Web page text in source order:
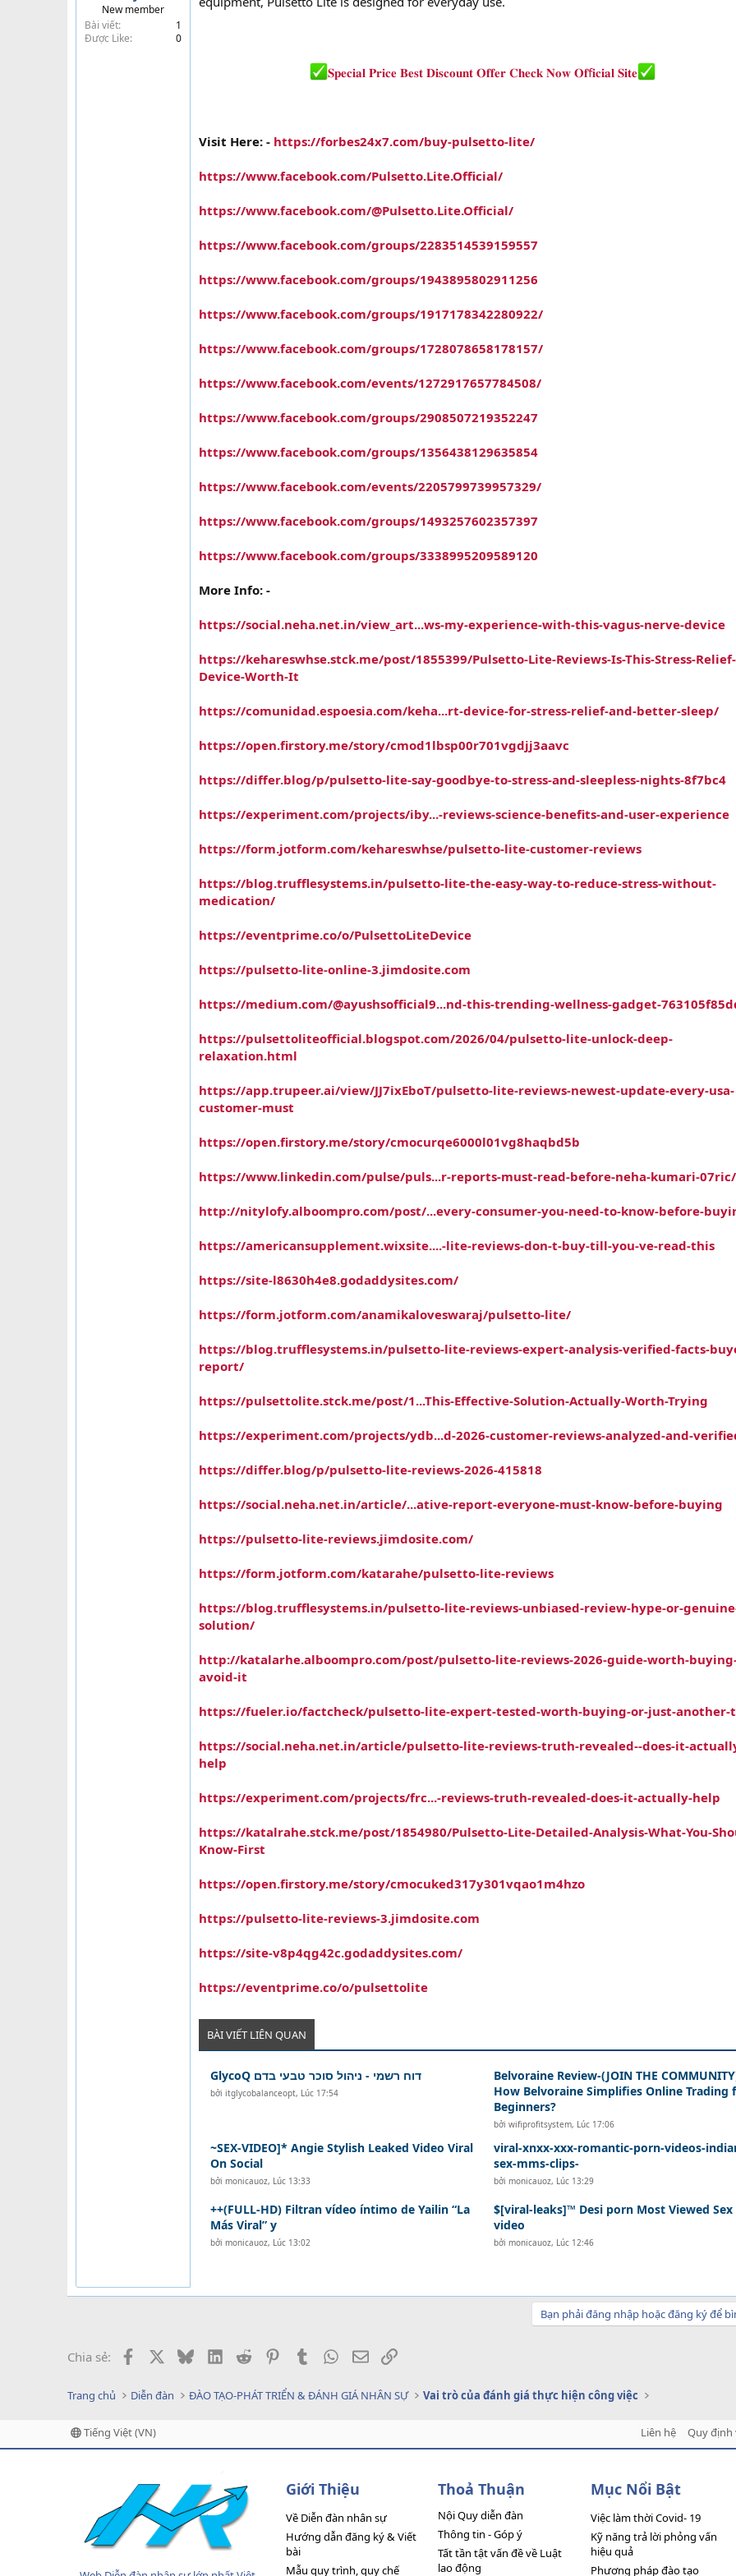
New member
Bài viết
1
Được Like
0
𝐒𝐩𝐞𝐜𝐢𝐚𝐥 𝐏𝐫𝐢𝐜𝐞 𝐁𝐞𝐬𝐭 𝐃𝐢𝐬𝐜𝐨𝐮𝐧𝐭 𝐎𝐟𝐟𝐞𝐫 𝐂𝐡𝐞𝐜𝐤 𝐍𝐨𝐰 𝐎𝐟f𝐢𝐜𝐢𝐚𝐥 𝐒𝐢𝐭𝐞
Visit Here: - https://forbes24x7.com/buy-pulsetto-lite/
https://www.facebook.com/Pulsetto.Lite.Official/
https://www.facebook.com/@Pulsetto.Lite.Official/
https://www.facebook.com/groups/2283514539159557
https://www.facebook.com/groups/1943895802911256
https://www.facebook.com/groups/1917178342280922/
https://www.facebook.com/groups/1728078658178157/
https://www.facebook.com/events/1272917657784508/
https://www.facebook.com/groups/2908507219352247
https://www.facebook.com/groups/1356438129635854
https://www.facebook.com/events/2205799739957329/
https://www.facebook.com/groups/1493257602357397
https://www.facebook.com/groups/3338995209589120
More Info: -
https://social.neha.net.in/view_art...ws-my-experience-with-this-vagus-nerve-device
https://kehareswhse.stck.me/post/1855399/Pulsetto-Lite-Reviews-Is-This-Stress-Relief-
Device-Worth-It
https://comunidad.espoesia.com/keha...rt-device-for-stress-relief-and-better-sleep/
https://open.firstory.me/story/cmod1lbsp00r701vgdjj3aavc
https://differ.blog/p/pulsetto-lite-say-goodbye-to-stress-and-sleepless-nights-8f7bc4
https://experiment.com/projects/iby...-reviews-science-benefits-and-user-experience
https://form.jotform.com/kehareswhse/pulsetto-lite-customer-reviews
https://blog.trufflesystems.in/pulsetto-lite-the-easy-way-to-reduce-stress-without-
medication/
https://eventprime.co/o/PulsettoLiteDevice
https://pulsetto-lite-online-3.jimdosite.com
https://medium.com/@ayushsofficial9...nd-this-trending-wellness-gadget-
https://pulsettoliteofficial.blogspot.com/2026/04/pulsetto-lite-unlock-deep-
relaxation.html
https://app.trupeer.ai/view/JJ7ixEboT/pulsetto-lite-reviews-newest-update-every-usa-
customer-must
https://open.firstory.me/story/cmocurqe6000l01vg8haqbd5b
https://www.linkedin.com/pulse/puls...r-reports-must-read-before-neha-kumari-07ric/
http://nitylofy.alboompro.com/post/...every-consumer-you-need-to-know-before-
https://americansupplement.wixsite....-lite-reviews-don-t-buy-till-you-ve-read-this
https://site-l8630h4e8.godaddysites.com/
https://form.jotform.com/anamikaloveswaraj/pulsetto-lite/
https://blog.trufflesystems.in/pulsetto-lite-reviews-expert-analysis-verified-facts-
report/
https://pulsettolite.stck.me/post/1...This-Effective-Solution-Actually-Worth-Trying
https://experiment.com/projects/ydb...d-2026-customer-reviews-analyzed-and-
https://differ.blog/p/pulsetto-lite-reviews-2026-415818
https://social.neha.net.in/article/...ative-report-everyone-must-know-before-buying
https://pulsetto-lite-reviews.jimdosite.com/
https://form.jotform.com/katarahe/pulsetto-lite-reviews
https://blog.trufflesystems.in/pulsetto-lite-reviews-unbiased-review-hype-or-
solution/
http://katalarhe.alboompro.com/post/pulsetto-lite-reviews-2026-guide-worth-
avoid-it
https://fueler.io/factcheck/pulsetto-lite-expert-tested-worth-buying-or-just-another-
https://social.neha.net.in/article/pulsetto-lite-reviews-truth-revealed--does-it-
help
https://experiment.com/projects/frc...-reviews-truth-revealed-does-it-actually-help
https://katalrahe.stck.me/post/1854980/Pulsetto-Lite-Detailed-Analysis-What-You-
Know-First
https://open.firstory.me/story/cmocuked317y301vqao1m4hzo
https://pulsetto-lite-reviews-3.jimdosite.com
https://site-v8p4qg42c.godaddysites.com/
https://eventprime.co/o/pulsettolite
BÀI VIẾT LIÊN QUAN
GlycoQ דוח רשמי - ניהול סוכר טבעי בדם
bởi itglycobalanceopt, Lúc 17:54
Belvoraine Review-(JOIN THE
How Belvoraine Simplifies Online Trading
Beginners?
bởi wifiprofitsystem, Lúc 17:06
~SEX-VIDEO]* Angie Stylish Leaked Video Viral
On Social
bởi monicauoz, Lúc 13:33
viral-xnxx-xxx-romantic-porn-videos-
sex-mms-clips-
bởi monicauoz, Lúc 13:29
++(FULL-HD) Filtran vídeo íntimo de Yailin “La
Más Viral” y
bởi monicauoz, Lúc 13:02
$[viral-leaks]™ Desi porn Most Viewed
video
bởi monicauoz, Lúc 12:46
Bạn phải đăng nhập hoặc đăng ký để
Chia sẻ: Facebook BlueskyLinkedIn
Reddit PinterestTumblr WhatsApp
EmailLink
Trang chủ Diễn đàn ĐÀO TẠO-PHÁT TRIỂN & ĐÁNH GIÁ NHÂN SỰ Vai trò của đánh giá thực hiện công việc
Tiếng Việt (VN) Liên hệ Quy định
Giới Thiệu
Về Diễn đàn nhân sự
Hướng dẫn đăng ký & Viết
bài
Mẫu quy trình, quy chế
Thoả Thuận
Nội Quy diễn đàn
Thông tin - Góp ý
Tất tần tật vấn đề về Luật
lao động
Mục Nổi Bật
Việc làm thời Covid- 19
Kỹ năng trả lời phỏng vấn
hiệu quả
Phương pháp đào tạo